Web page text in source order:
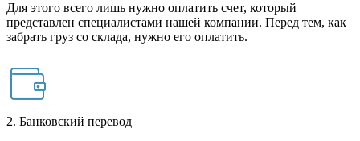
Для этого всего лишь нужно оплатить счет, который
представлен специалистами нашей компании. Перед тем, как
забрать груз со склада, нужно его оплатить.
2. Банковский перевод